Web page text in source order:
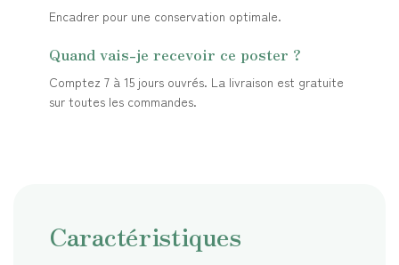
Encadrer pour une conservation optimale.
Quand vais-je recevoir ce poster ?
Comptez 7 à 15 jours ouvrés. La livraison est gratuite
sur toutes les commandes.
Caractéristiques